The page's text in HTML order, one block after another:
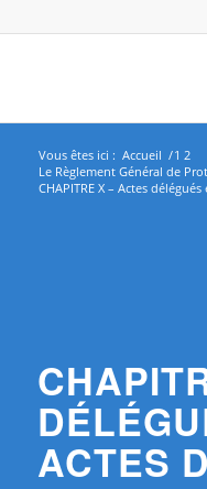
Vous êtes ici : Accueil 1
/
Le Règlement Général de
2
CHAPITRE X – Actes
ACTES